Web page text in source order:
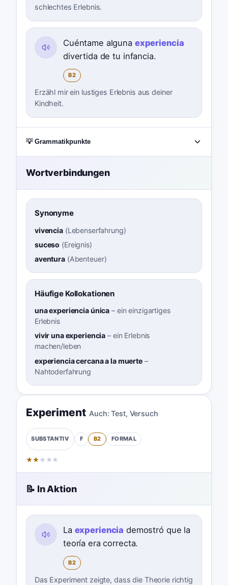
schlechtes Erlebnis.
Cuéntame alguna experiencia
divertida de tu infancia.
B2
Erzähl mir ein lustiges Erlebnis aus deiner
Kindheit.
💡 Grammatikpunkte
Wortverbindungen
Synonyme
vivencia(Lebenserfahrung)
suceso (Ereignis)
aventura(Abenteuer)
Häufige Kollokationen
una experiencia única – ein einzigartiges
Erlebnis
vivir una experiencia – ein Erlebnis
machen/leben
experiencia cercana a la muerte–
Nahtoderfahrung
Experiment Auch: Test, Versuch
SUBSTANTIV F B2 FORMAL
★★ ★ ★ ★
📝 In Aktion
La experiencia demostró que la
teoría era correcta.
B2
Das Experiment zeigte, dass die Theorie richtig